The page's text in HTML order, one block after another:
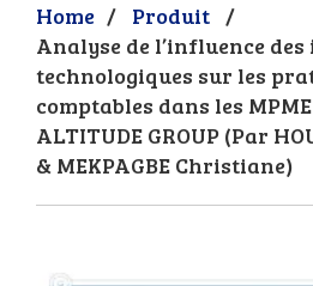
Home / Produit /
Analyse de l’influence
technologiques sur les
comptables dans les
ALTITUDE GROUP (Par
& MEKPAGBE Christiane)